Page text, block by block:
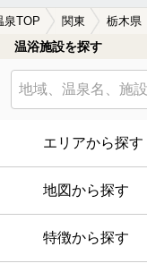
泉TOP 関東 栃木県
温浴施設を探す
エリアから探す
地図から探す
特徴から探す